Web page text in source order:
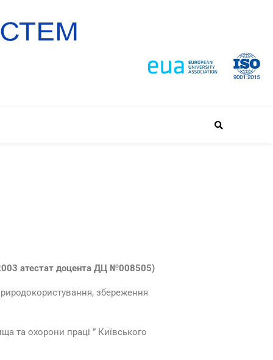
атестат доцента ДЦ №008505)
збереження
та охорони праці ” Київського